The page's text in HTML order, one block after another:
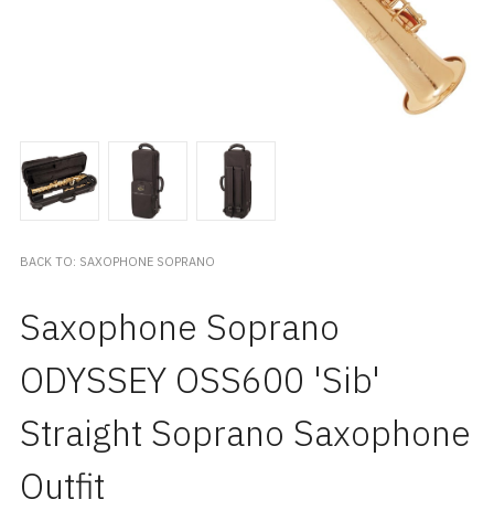
BACK TO: SAXOPHONE SOPRANO
Saxophone Soprano
ODYSSEY OSS600 'Sib'
Straight Soprano Saxophone
Outfit